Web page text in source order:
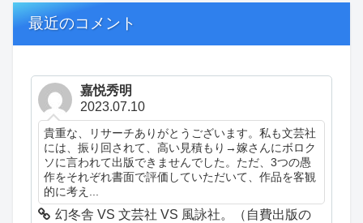
最近のコメント
嘉悦秀明
2023.07.10
貴重な、リサーチありがとうございます。私も文芸社
には、振り回されて、高い見積もり→嫁さんにボロク
ソに言われて出版できませんでした。ただ、3つの愚
作をそれぞれ書面で評価していただいて、作品を客観
的に考え...
幻冬舎 VS 文芸社 VS 風詠社。（自費出版の